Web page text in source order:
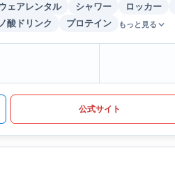
ェアレンタル シャワー ロッカー
酸ドリンク プロテイン もっと見る
公式サイト